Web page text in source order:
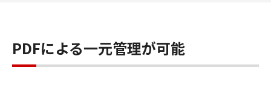
PDFによる一元管理が可能